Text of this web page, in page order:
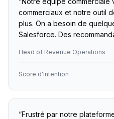
commerciaux et notre outil
plus. On a besoin de
Salesforce. Des
Head of Revenue Operations
Score d'intention
“Frustré par notre